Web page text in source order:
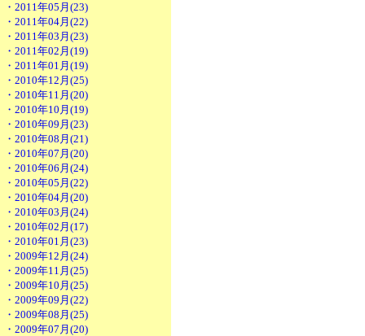
・2011年05月(23)
・2011年04月(22)
・2011年03月(23)
・2011年02月(19)
・2011年01月(19)
・2010年12月(25)
・2010年11月(20)
・2010年10月(19)
・2010年09月(23)
・2010年08月(21)
・2010年07月(20)
・2010年06月(24)
・2010年05月(22)
・2010年04月(20)
・2010年03月(24)
・2010年02月(17)
・2010年01月(23)
・2009年12月(24)
・2009年11月(25)
・2009年10月(25)
・2009年09月(22)
・2009年08月(25)
・2009年07月(20)